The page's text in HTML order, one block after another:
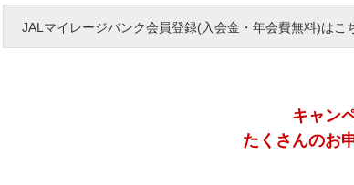
JALマイレージバンク会員登録(入会金・年会費無料)はこ
キャン
たくさんのお